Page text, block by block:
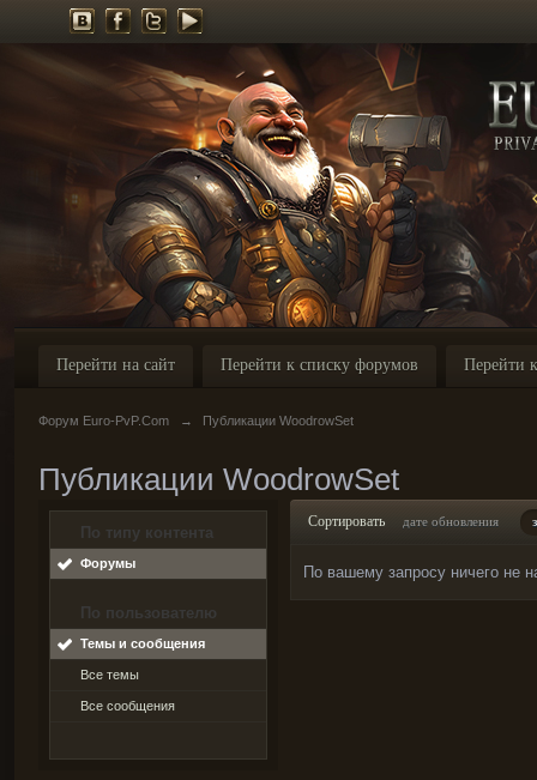
Перейти на сайт Перейти к списку форумов Перейти
Форум Euro-PvP.Com → Публикации WoodrowSet
Публикации WoodrowSet
По типу контента
Форумы
По пользователю
Темы и сообщения
Все темы
Все сообщения
Сортировать дате обновления
По вашему запросу ничего не